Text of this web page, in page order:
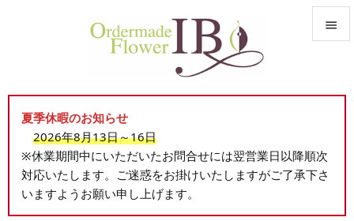


前へ

夏季休暇のお知らせ
2026年8月13日～16日
※休業期間中にいただいたお問合せには翌営業日以降順次
対応いたします。ご迷惑をお掛けいたしますがご了承下さ
いますようお願い申し上げます。